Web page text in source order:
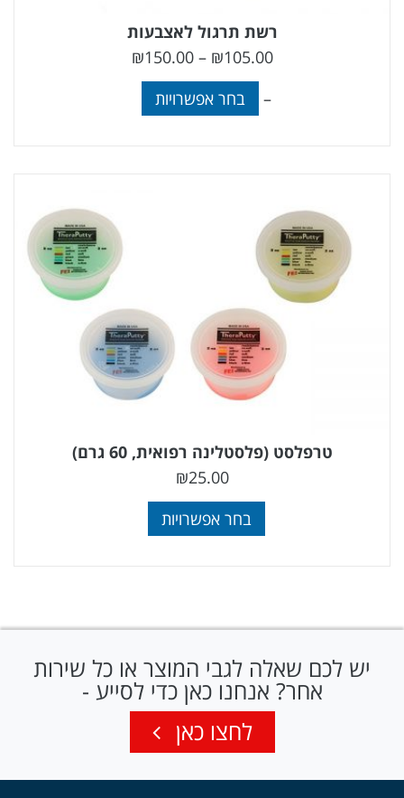
רשת תרגול לאצבעות
₪105.00
–
₪150.00
–
בחר אפשרויות
טרפלסט (פלסטלינה רפואית, 60 גרם)
₪25.00
בחר אפשרויות
יש לכם שאלה לגבי המוצר או כל שירות
אחר? אנחנו כאן כדי לסייע -
לחצו כאן